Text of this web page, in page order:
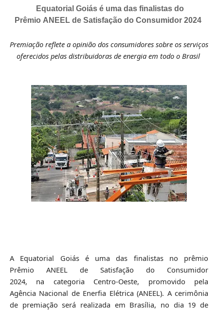
Equatorial Goiás é uma das finalistas do
Prêmio ANEEL de Satisfação do Consumidor 2024
Premiação reflete a opinião dos consumidores sobre os serviços
oferecidos pelas distribuidoras de energia em todo o Brasil
A Equatorial Goiás é uma das finalistas no prêmio
Prêmio ANEEL de Satisfação do Consumidor
2024, na categoria Centro-Oeste, promovido pela
Agência Nacional de Enerfia Elétrica (ANEEL). A cerimônia
de premiação será realizada em Brasília, no dia 19 de